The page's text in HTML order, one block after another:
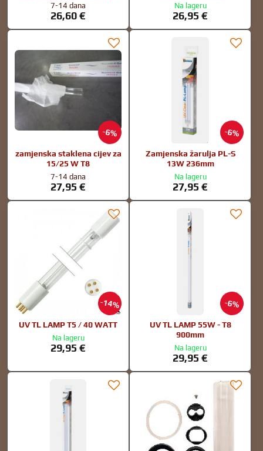
7-14 dana
26,60 €
Na lageru
26,95 €
6%
zamjenska staklena cijev za
15/25 W T8
7-14 dana
27,95 €
6%
Zamjenska žarulja PL-S
13W 236mm
Na lageru
27,95 €
14%
UV TL LAMP T5 / 40 WATT
Na lageru
29,95 €
6%
UV TL LAMP 55W - T8
900mm
Na lageru
29,95 €